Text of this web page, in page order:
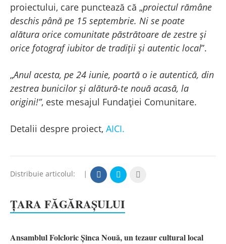
proiectului, care punctează că „proiectul rămâne
deschis până pe 15 septembrie. Ni se poate
alătura orice comunitate păstrătoare de zestre și
orice fotograf iubitor de tradiții și autentic local”.
„Anul acesta, pe 24 iunie, poartă o ie autentică, din
zestrea bunicilor și alătură-te nouă acasă, la
origini!”, este mesajul Fundației Comunitare.
Detalii despre proiect, AICI.
Distribuie articolul: |
ȚARA FĂGĂRAȘULUI
Ansamblul Folcloric Șinca Nouă, un tezaur cultural local